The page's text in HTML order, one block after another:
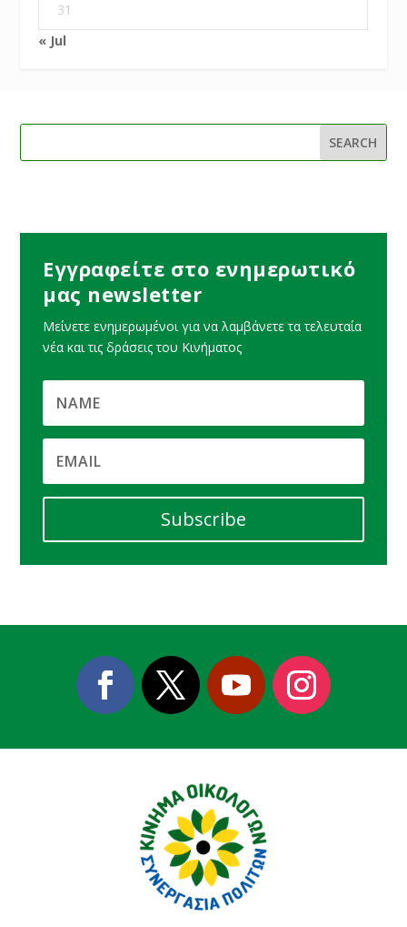
31
« Jul
Εγγραφείτε στο ενημερωτικό
μας newsletter
Μείνετε ενημερωμένοι για να λαμβάνετε τα τελευταία
νέα και τις δράσεις του Κινήματος
Subscribe